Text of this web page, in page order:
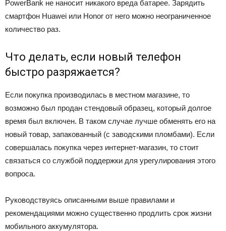
PowerBank не наносит никакого вреда батарее. Зарядить
смартфон Huawei или Honor от него можно неограниченное
количество раз.
Что делать, если новый телефон
быстро разряжается?
Если покупка производилась в местном магазине, то
возможно был продан стендовый образец, который долгое
время был включен. В таком случае лучше обменять его на
новый товар, запакованный (с заводскими пломбами). Если
совершалась покупка через интернет-магазин, то стоит
связаться со службой поддержки для урегулирования этого
вопроса.
Руководствуясь описанными выше правилами и
рекомендациями можно существенно продлить срок жизни
мобильного аккумулятора.